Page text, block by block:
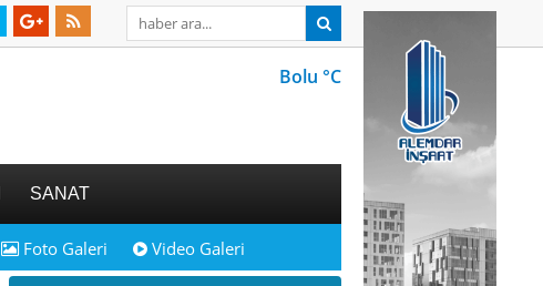
Bolu °C
SANAT
Foto Galeri Video Galeri